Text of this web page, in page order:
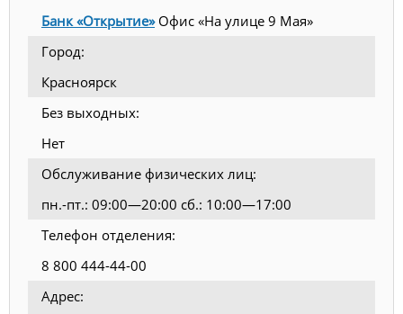
Банк «Открытие»Офис «На улице 9 Мая»
Город:
Красноярск
Без выходных:
Нет
Обслуживание физических лиц:
пн.-пт.: 09:00—20:00 сб.: 10:00—17:00
Телефон отделения:
8 800 444-44-00
Адрес: